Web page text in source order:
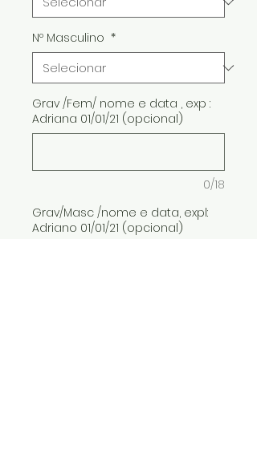
Nº Masculino *
Grav /Fem/ nome e data , exp :
Adriana 01/01/21 (opcional)
0/18
Grav/Masc /nome e data, expl:
Adriano 01/01/21 (opcional)